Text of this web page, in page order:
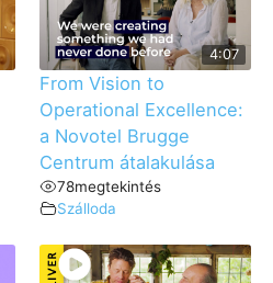
4:07
From Vision to
Operational Excellence:
a Novotel Brugge
Centrum átalakulása
78megtekintés
Szálloda